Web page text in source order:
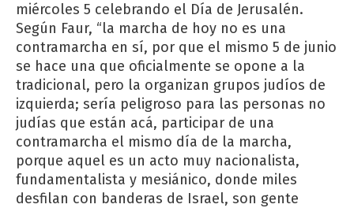
miércoles 5 celebrando el Día de Jerusalén.
Según Faur, “la marcha de hoy no es una
contramarcha en sí, por que el mismo 5 de junio
se hace una que oficialmente se opone a la
tradicional, pero la organizan grupos judíos de
izquierda; sería peligroso para las personas no
judías que están acá, participar de una
contramarcha el mismo día de la marcha,
porque aquel es un acto muy nacionalista,
fundamentalista y mesiánico, donde miles
desfilan con banderas de Israel, son gente